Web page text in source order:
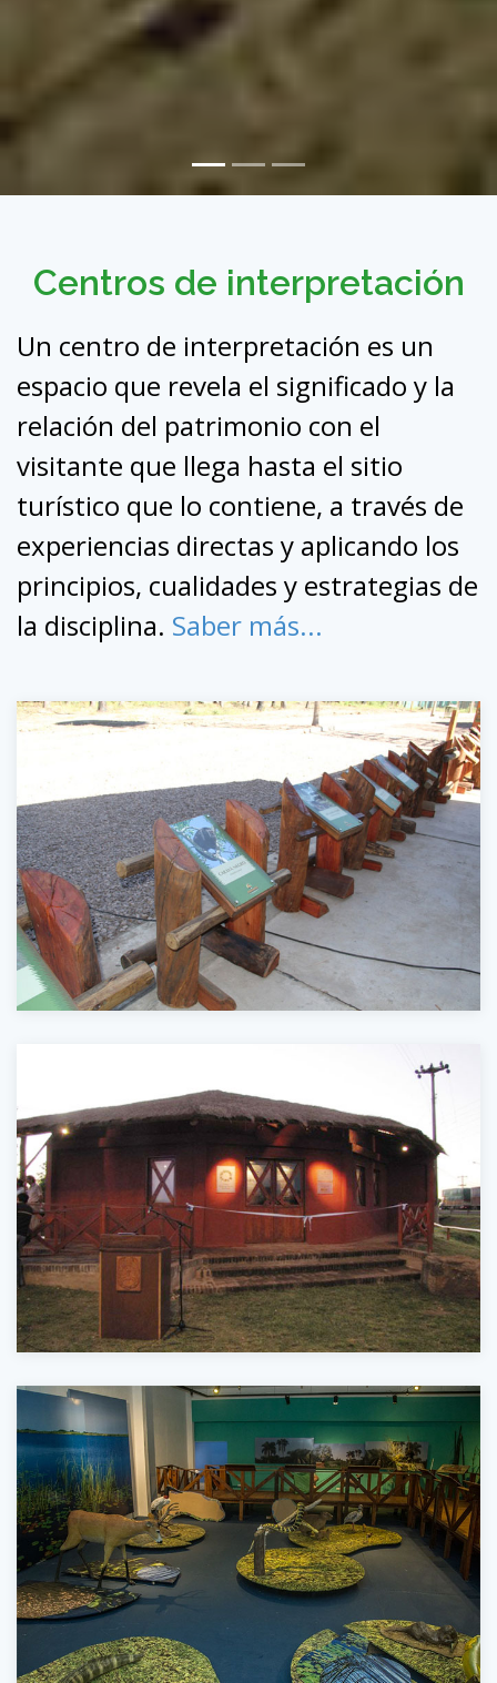
Centros de interpretación
Un centro de interpretación es un
espacio que revela el significado y la
relación del patrimonio con el
visitante que llega hasta el sitio
turístico que lo contiene, a través de
experiencias directas y aplicando los
principios, cualidades y estrategias de
la disciplina. Saber más...